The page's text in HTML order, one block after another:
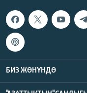
БИЗ ЖӨНҮНДӨ